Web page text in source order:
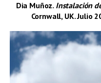
Dia Muñoz. Instalación
Cornwall, UK.Julio